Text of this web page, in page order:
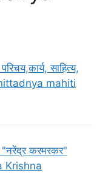
साहित्य,
mahiti
"नरेंद्र करमरकर"
Krishna